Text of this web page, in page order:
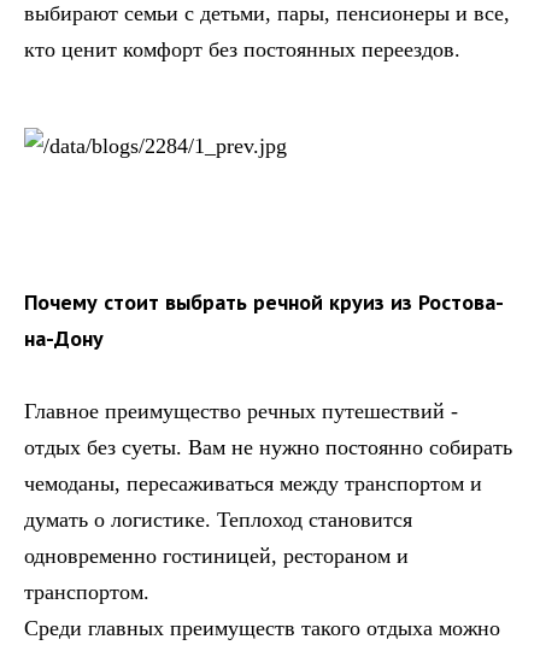
выбирают семьи с детьми, пары, пенсионеры и все,
кто ценит комфорт без постоянных переездов.
Почему стоит выбрать речной круиз из Ростова-
на-Дону
Главное преимущество речных путешествий -
отдых без суеты. Вам не нужно постоянно собирать
чемоданы, пересаживаться между транспортом и
думать о логистике. Теплоход становится
одновременно гостиницей, рестораном и
транспортом.
Среди главных преимуществ такого отдыха можно